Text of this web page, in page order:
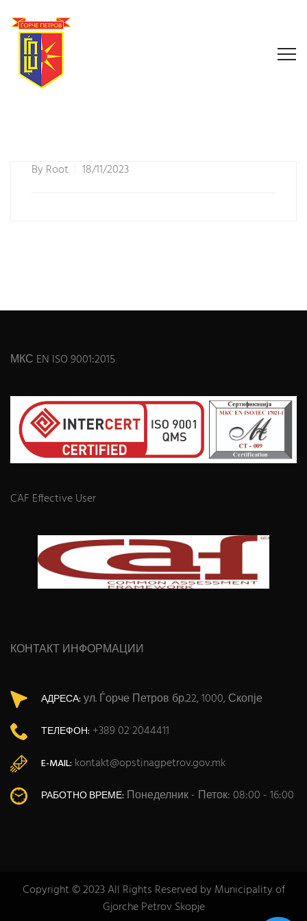
ByRoot 18/11/2023
МКС EN ISO 9001:2015
CAF Effective User
КОНТАКТ ИНФОРМАЦИИ
АДРЕСА: ул. Ѓорче Петров бр.22, 1000, Скопје
ТЕЛЕФОН: +389 02 2044411
E-MAIL: kontakt@opstinagpetrov.gov.mk
РАБОТНО ВРЕМЕ: Понеделник - Петок: 08:00 - 16:00
Copyright © 2023 All Rights Reserved by Municipality of
Gjorche Petrov Skopje